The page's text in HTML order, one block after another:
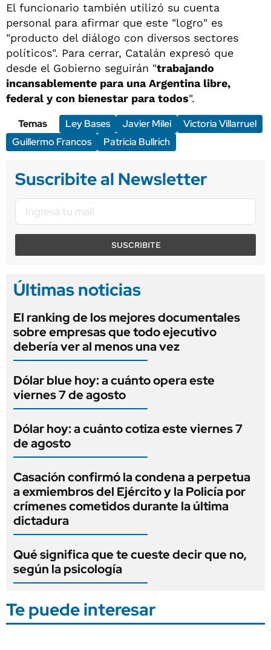
El funcionario también utilizó su cuenta
personal para afirmar que este "logro" es
"producto del diálogo con diversos sectores
políticos". Para cerrar, Catalán expresó que
desde el Gobierno seguirán "trabajando
incansablemente para una Argentina libre,
federal y con bienestar para todos".
Temas
Ley Bases Javier Milei
Victoria Villarruel
Guillermo Francos
Patricia Bullrich
Suscribite al Newsletter
SUSCRIBITE
Últimas noticias
El ranking de los mejores documentales
sobre empresas que todo ejecutivo
debería ver al menos una vez
Dólar blue hoy: a cuánto opera este
viernes 7 de agosto
Dólar hoy: a cuánto cotiza este viernes 7
de agosto
Casación confirmó la condena a perpetua
a exmiembros del Ejército y la Policía por
crímenes cometidos durante la última
dictadura
Qué significa que te cueste decir que no,
según la psicología
Te puede interesar